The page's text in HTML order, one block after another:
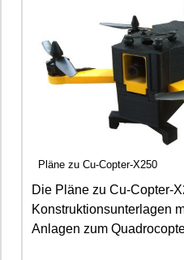
Pläne zu Cu-Copter-X250
Die Pläne zu Cu-Copter-
Konstruktionsunterlagen
Anlagen zum